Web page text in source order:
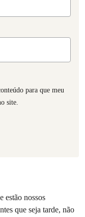
para que meu
site.
estão nossos
que seja tarde, não